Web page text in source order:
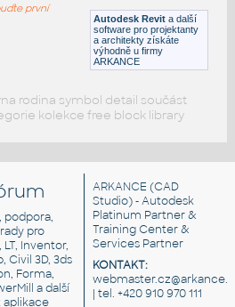
Autodesk Revit a další
software pro projektanty
a architekty získáte
výhodně u firmy
ARKANCE
první
rodina symbol detail součást
kolekce free block library
podpora,
pro
Inventor,
Civil 3D, 3ds
Forma,
a další
aplikace
ARKANCE (CAD
Studio) - Autodesk
Platinum Partner &
Training Center &
Services Partner
KONTAKT:
| tel. +420 910 970 111